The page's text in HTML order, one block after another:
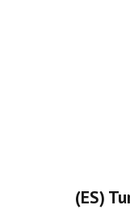
(ES)